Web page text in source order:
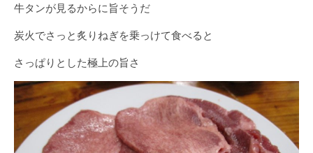
牛タンが見るからに旨そうだ
炭火でさっと炙りねぎを乗っけて食べると
さっぱりとした極上の旨さ